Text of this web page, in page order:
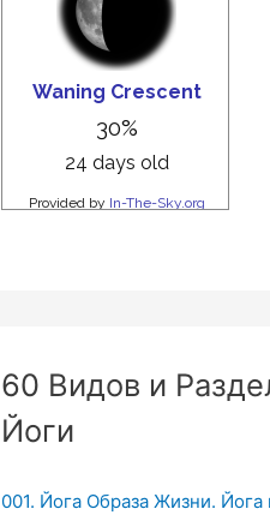
60 Видов и
Йоги
001. Йога Образа Жизни. Йога